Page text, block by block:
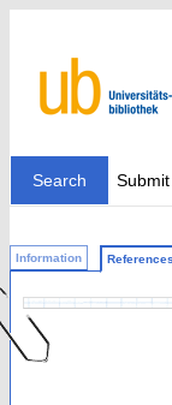
Search Submit
Information